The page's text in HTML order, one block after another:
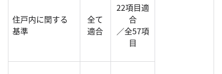
住戸内に関する
基準
全て
適合
22項目適
合
／全57項
目